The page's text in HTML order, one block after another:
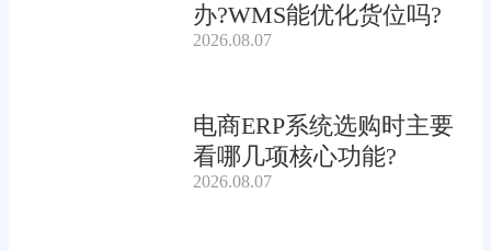
办?WMS能优化货位吗?
2026.08.07
电商ERP系统选购时主要
看哪几项核心功能?
2026.08.07